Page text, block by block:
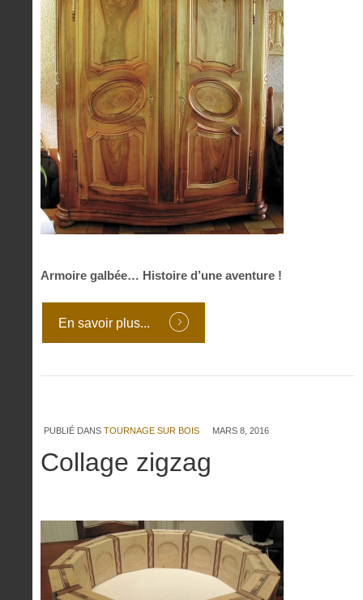
Armoire galbée… Histoire d’une aventure !
En savoir plus...
PUBLIÉ DANS TOURNAGE SUR BOIS MARS 8, 2016
Collage zigzag